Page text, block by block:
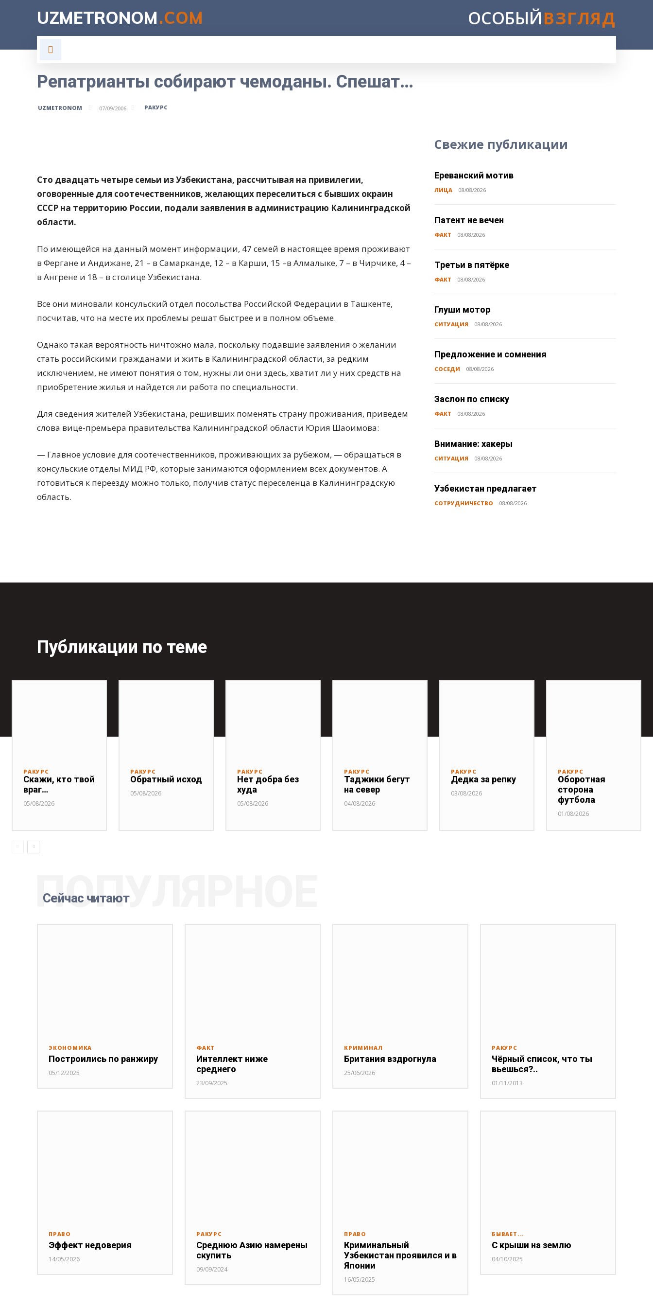
UZMETRONOM.COM ОСОБЫЙВЗГЛЯД
Репатрианты собирают чемоданы. Спешат…
UZMETRONOM 07/09/2006 РАКУРС
Сто двадцать четыре семьи из Узбекистана, рассчитывая на привилегии,
оговоренные для соотечественников, желающих переселиться с бывших окраин
СССР на территорию России, подали заявления в администрацию Калининградской
области.
По имеющейся на данный момент информации, 47 семей в настоящее время проживают
в Фергане и Андижане, 21 – в Самарканде, 12 – в Карши, 15 –в Алмалыке, 7 – в Чирчике, 4 –
в Ангрене и 18 – в столице Узбекистана.
Все они миновали консульский отдел посольства Российской Федерации в Ташкенте,
посчитав, что на месте их проблемы решат быстрее и в полном объеме.
Однако такая вероятность ничтожно мала, поскольку подавшие заявления о желании
стать российскими гражданами и жить в Калининградской области, за редким
исключением, не имеют понятия о том, нужны ли они здесь, хватит ли у них средств на
приобретение жилья и найдется ли работа по специальности.
Для сведения жителей Узбекистана, решивших поменять страну проживания, приведем
слова вице-премьера правительства Калининградской области Юрия Шаоимова:
— Главное условие для соотечественников, проживающих за рубежом, — обращаться в
консульские отделы МИД РФ, которые занимаются оформлением всех документов. А
готовиться к переезду можно только, получив статус переселенца в Калининградскую
область.
Свежие публикации
Ереванский мотив
ЛИЦА 08/08/2026
Патент не вечен
ФАКТ 08/08/2026
Третьи в пятёрке
ФАКТ 08/08/2026
Глуши мотор
СИТУАЦИЯ 08/08/2026
Предложение и сомнения
СОСЕДИ 08/08/2026
Заслон по списку
ФАКТ 08/08/2026
Внимание: хакеры
СИТУАЦИЯ 08/08/2026
Узбекистан предлагает
СОТРУДНИЧЕСТВО 08/08/2026
Публикации по теме
РАКУРС
Скажи, кто твой
враг…
05/08/2026
РАКУРС
Обратный исход
05/08/2026
РАКУРС
Нет добра без
худа
05/08/2026
РАКУРС
Таджики бегут
на север
04/08/2026
РАКУРС
Дедка за репку
03/08/2026
РАКУРС
Оборотная
сторона
футбола
01/08/2026
Сейчас читают
ПОПУЛЯРНОЕ
ЭКОНОМИКА
Построились по ранжиру
05/12/2025
ФАКТ
Интеллект ниже
среднего
23/09/2025
КРИМИНАЛ
Британия вздрогнула
25/06/2026
РАКУРС
Чёрный список, что ты
вьешься?..
01/11/2013
ПРАВО
Эффект недоверия
14/05/2026
РАКУРС
Среднюю Азию намерены
скупить
09/09/2024
ПРАВО
Криминальный
Узбекистан проявился и в
Японии
16/05/2025
БЫВАЕТ...
С крыши на землю
04/10/2025